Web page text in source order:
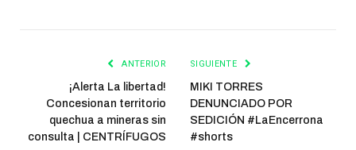
ANTERIOR
¡Alerta La libertad!
Concesionan territorio
quechua a mineras sin
consulta | CENTRÍFUGOS
SIGUIENTE
MIKI TORRES
DENUNCIADO POR
SEDICIÓN #LaEncerrona
#shorts